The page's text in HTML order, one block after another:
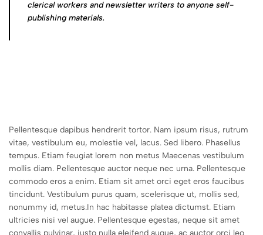
clerical workers and newsletter writers to anyone self-
publishing materials.
Pellentesque dapibus hendrerit tortor. Nam ipsum risus, rutrum
vitae, vestibulum eu, molestie vel, lacus. Sed libero. Phasellus
tempus. Etiam feugiat lorem non metus Maecenas vestibulum
mollis diam. Pellentesque auctor neque nec urna. Pellentesque
commodo eros a enim. Etiam sit amet orci eget eros faucibus
tincidunt. Vestibulum purus quam, scelerisque ut, mollis sed,
nonummy id, metus.In hac habitasse platea dictumst. Etiam
ultricies nisi vel augue. Pellentesque egestas, neque sit amet
convallis pulvinar, justo nulla eleifend augue, ac auctor orci leo